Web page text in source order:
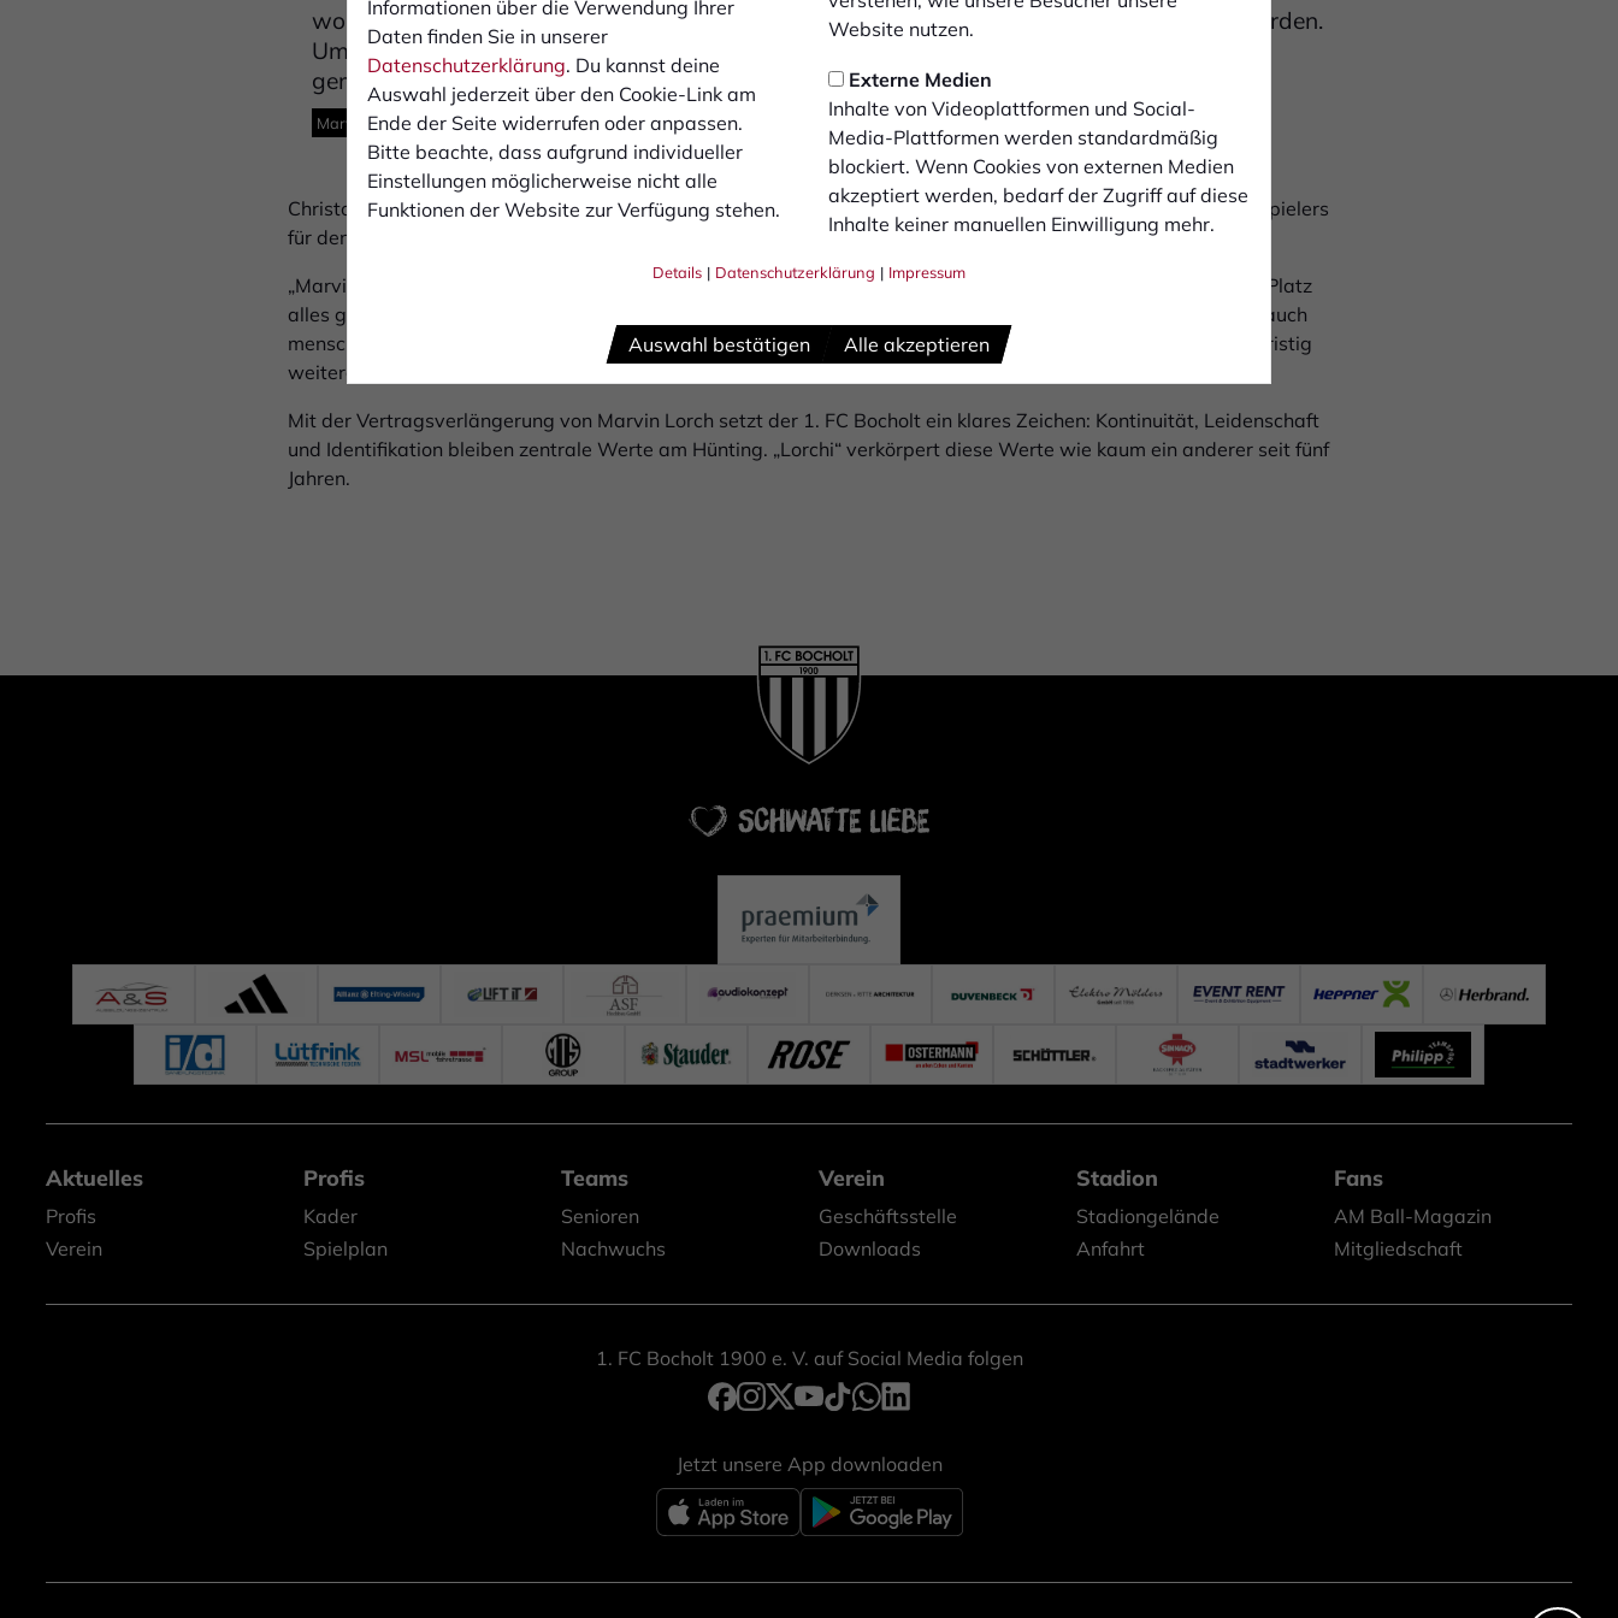
Informationen über die Verwendung Ihrer
Daten finden Sie in unserer
Datenschutzerklärung. Du kannst deine
Auswahl jederzeit über den Cookie-Link am
Ende der Seite widerrufen oder anpassen.
Bitte beachte, dass aufgrund individueller
Einstellungen möglicherweise nicht alle
Funktionen der Website zur Verfügung stehen.
Website nutzen.
Externe Medien
Inhalte von Videoplattformen und Social-
Media-Plattformen werden standardmäßig
blockiert. Wenn Cookies von externen Medien
akzeptiert werden, bedarf der Zugriff auf diese
Inhalte keiner manuellen Einwilligung mehr.
Details | Datenschutzerklärung | Impressum
Auswahl bestätigen Alle akzeptieren
wohl. Der Verein, die Mannschaft und die Fans sind für mich längst wie eine Familie geworden.
Umso mehr freue ich mich, meinen Weg weiterhin bei den Schwatten fortzusetzen und
gemeinsam noch viele besondere Momente zu erleben.
Marvin Lorch selbst sagt zu seiner Verlängerung:
Christopher Schorch, Sport-Geschäftsführer des 1. FC Bocholt, betont die besondere Bedeutung des Offensivspielers
für den Verein:
„Marvin ist weit mehr als nur ein Spieler. Er ist eine Identifikationsfigur. Einer, der den Verein lebt und auf dem Platz
alles gibt. Seine Einstellung, seine Konstanz und seine Leidenschaft machen ihn zu einem echten Vorbild. Und auch
menschlich ist er ein herausragender Typ. Umso mehr freut es mich, dass wir diesen gemeinsamen Weg langfristig
weitergehen.“
Mit der Vertragsverlängerung von Marvin Lorch setzt der 1. FC Bocholt ein klares Zeichen: Kontinuität, Leidenschaft
und Identifikation bleiben zentrale Werte am Hünting. „Lorchi“ verkörpert diese Werte wie kaum ein anderer seit fünf
Jahren.
Aktuelles
Profis
Verein
Profis
Kader
Spielplan
Teams
Senioren
Nachwuchs
Verein
Geschäftsstelle
Downloads
Stadion
Stadiongelände
Anfahrt
Fans
AM Ball-Magazin
Mitgliedschaft
1. FC Bocholt 1900 e. V. auf Social Media folgen
Jetzt unsere App downloaden